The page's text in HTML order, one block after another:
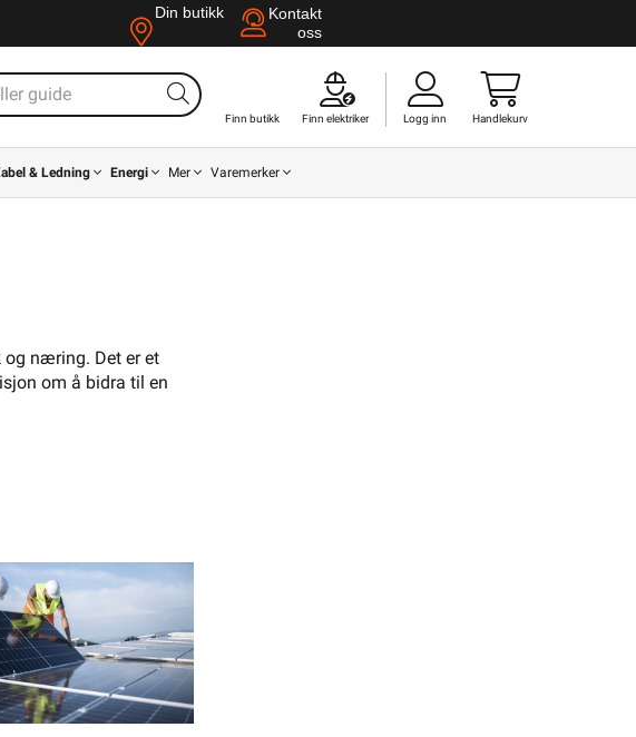
Din butikk
Kontakt
oss
Finn butikk Finn elektriker Logg inn Handlekurv
& Ledning Energi Mer Varemerker
og næring. Det er et
om å bidra til en